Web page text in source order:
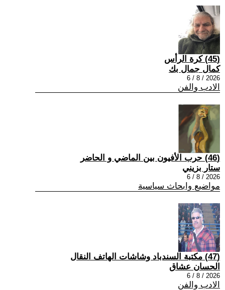
(45) كرة الرأس
كمال جمال بك
2026 / 8 / 6
الادب والفن
(46) حرب الأفيون بين الماضي و الحاضر
ستار بزيني
2026 / 8 / 6
مواضيع وابحاث سياسية
(47) مكتبة السندباد وشاشات الهاتف النقال
الحسان عشاق
2026 / 8 / 6
الادب والفن